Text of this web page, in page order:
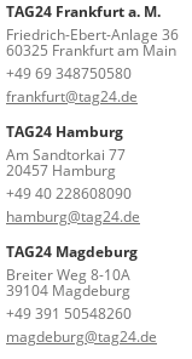
TAG24 Frankfurt a. M.
Friedrich-Ebert-Anlage 36
60325 Frankfurt am Main
+49 69 348750580
frankfurt@tag24.de
TAG24 Hamburg
Am Sandtorkai 77
20457 Hamburg
+49 40 228608090
hamburg@tag24.de
TAG24 Magdeburg
Breiter Weg 8-10A
39104 Magdeburg
+49 391 50548260
magdeburg@tag24.de